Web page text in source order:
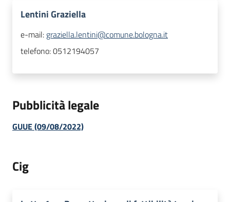
Lentini Graziella
e-mail: graziella.lentini@comune.bologna.it
telefono:0512194057
Pubblicità legale
GUUE (09/08/2022)
Cig